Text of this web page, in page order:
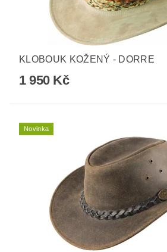
KLOBOUK KOŽENÝ - DORRE
1 950 Kč
Novinka